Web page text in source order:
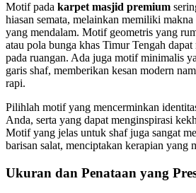
Motif pada karpet masjid premium
hiasan semata, melainkan memiliki
yang mendalam. Motif geometris yang
atau pola bunga khas Timur Tengah
pada ruangan. Ada juga motif minimalis
garis shaf, memberikan kesan modern
rapi.
Pilihlah motif yang mencerminkan
Anda, serta yang dapat menginspirasi
Motif yang jelas untuk shaf juga sangat
barisan salat, menciptakan kerapian yang
Ukuran dan Penataan yang